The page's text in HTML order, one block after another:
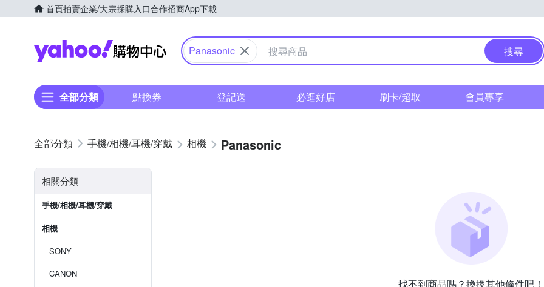
首頁拍賣企業/大宗採購入口合作招商App下載
Yahoo購物中心
Panasonic 搜尋
全部分類 點換券 登記送 必逛好店 刷卡/超取 會員專享
手機/相機/耳機/穿戴 相機 Panasonic
相關分類
手機/相機/耳機/穿戴
相機
SONY
CANON
找不到商品嗎？換換其他條件吧！